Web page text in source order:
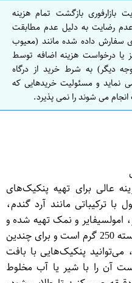
بازارفوری بازگشت تمام هزینه
رضایت به دلیل عدم مطابقت
سفارش داده شده مانند (معیوب
یا درخواست هزینه اضافه توسط
دیگر) به شرط خرید از درگاه
و مسئولیت خریدهایی که
می شوند را نمی پذیرد.
عالی برای تهیه پنکیک‌های
ترکیباتی مانند آرد گندم،
و نمک تهیه شده و
طعم دلپذیر وانیلی دارد. وزن این بسته 250 گرم است و برای چندین
می‌توانید پنکیک‌هایی با بافت
آن را با شیر یا آب مخلوط